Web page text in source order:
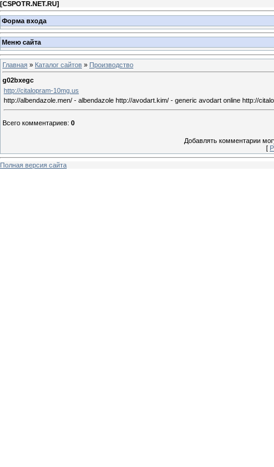
[CSPOTR.NET.RU]
Форма входа
Меню сайта
Главная » Каталог сайтов » Производство
g02bxegc
http://citalopram-10mg.us
http://albendazole.men/ - albendazole http://avodart.kim/ - generic avodart online http://
Всего комментариев: 0
Добавлять комментарии
[
Полная версия сайта